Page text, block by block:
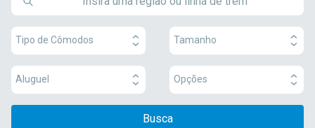
Tipo de Cômodos Tamanho
Aluguel Opções
Busca